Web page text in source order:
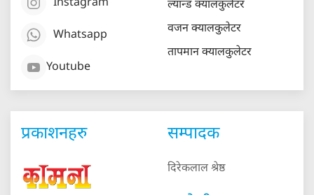
Instagram
Whatsapp
Youtube
ल्यान्ड क्यालकुलेटर
वजन क्यालकुलेटर
तापमान क्यालकुलेटर
प्रकाशनहरु सम्पादक
दिरेकलाल श्रेष्ठ